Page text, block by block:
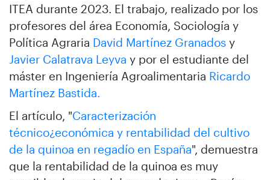
ITEA durante 2023. El trabajo, realizado por los
profesores del área Economía, Sociología y
Política Agraria David Martínez Granados y
Javier Calatrava Leyva y por el estudiante del
máster en Ingeniería Agroalimentaria Ricardo
Martínez Bastida.
El artículo, "Caracterización
técnico¿económica y rentabilidad del cultivo
de la quinoa en regadío en España", demuestra
que la rentabilidad de la quinoa es muy